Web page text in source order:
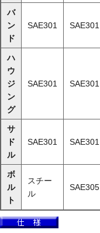
バ
ン
ド
SAE301 SAE301
ハ
ウ
ジ
ン
グ
SAE301 SAE301
サ
ド
ル
SAE301 SAE301
ボ
ル
ト
スチー
ル
SAE305